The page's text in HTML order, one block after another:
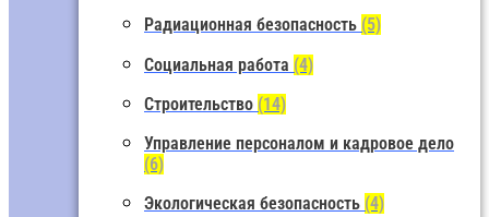
Радиационная безопасность (5)
Социальная работа (4)
Строительство (14)
Управление персоналом и кадровое дело
(6)
Экологическая безопасность (4)